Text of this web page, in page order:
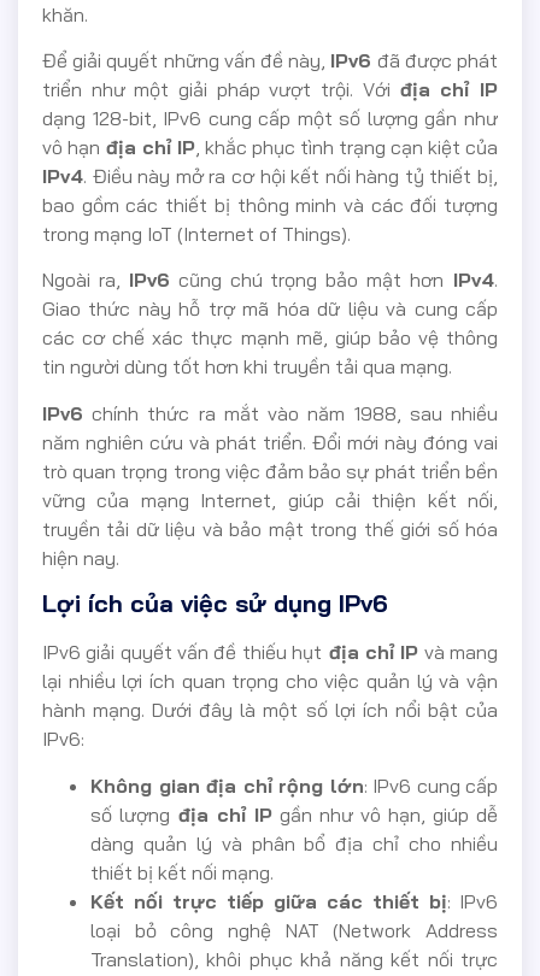
khăn.
Để giải quyết những vấn đề này, IPv6 đã được phát
triển như một giải pháp vượt trội. Với địa chỉ IP
dạng 128-bit, IPv6 cung cấp một số lượng gần như
vô hạn địa chỉ IP, khắc phục tình trạng cạn kiệt của
IPv4. Điều này mở ra cơ hội kết nối hàng tỷ thiết bị,
bao gồm các thiết bị thông minh và các đối tượng
trong mạng IoT (Internet of Things).
Ngoài ra, IPv6 cũng chú trọng bảo mật hơn IPv4.
Giao thức này hỗ trợ mã hóa dữ liệu và cung cấp
các cơ chế xác thực mạnh mẽ, giúp bảo vệ thông
tin người dùng tốt hơn khi truyền tải qua mạng.
IPv6 chính thức ra mắt vào năm 1988, sau nhiều
năm nghiên cứu và phát triển. Đổi mới này đóng vai
trò quan trọng trong việc đảm bảo sự phát triển bền
vững của mạng Internet, giúp cải thiện kết nối,
truyền tải dữ liệu và bảo mật trong thế giới số hóa
hiện nay.
Lợi ích của việc sử dụng IPv6
IPv6 giải quyết vấn đề thiếu hụt địa chỉ IP và mang
lại nhiều lợi ích quan trọng cho việc quản lý và vận
hành mạng. Dưới đây là một số lợi ích nổi bật của
IPv6:
Không gian địa chỉ rộng lớn: IPv6 cung cấp
số lượng địa chỉ IP gần như vô hạn, giúp dễ
dàng quản lý và phân bổ địa chỉ cho nhiều
thiết bị kết nối mạng.
Kết nối trực tiếp giữa các thiết bị: IPv6
loại bỏ công nghệ NAT (Network Address
Translation), khôi phục khả năng kết nối trực